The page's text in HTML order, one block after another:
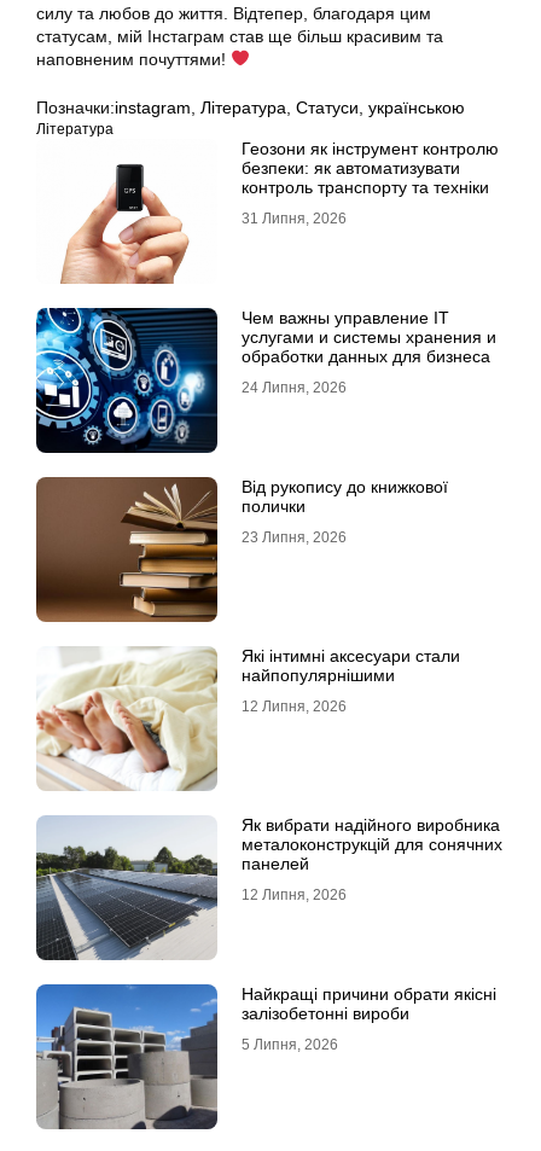
силу та любов до життя. Відтепер, благодаря цим
статусам, мій Інстаграм став ще більш красивим та
наповненим почуттями!
Позначки:instagram Література Статуси українською
Література
Геозони як інструмент контролю
безпеки: як автоматизувати
контроль транспорту та техніки
31 Липня, 2026
Чем важны управление IT
услугами и системы хранения и
обработки данных для бизнеса
24 Липня, 2026
Від рукопису до книжкової
полички
23 Липня, 2026
Які інтимні аксесуари стали
найпопулярнішими
12 Липня, 2026
Як вибрати надійного виробника
металоконструкцій для сонячних
панелей
12 Липня, 2026
Найкращі причини обрати якісні
залізобетонні вироби
5 Липня, 2026